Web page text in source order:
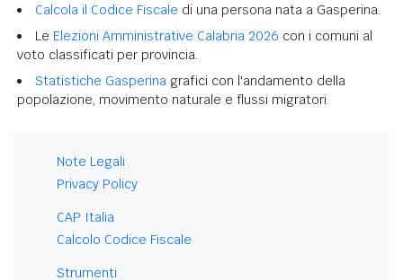
Calcola il Codice Fiscale di una persona nata a Gasperina.
Le Elezioni Amministrative Calabria 2026 con i comuni al
voto classificati per provincia.
Statistiche Gasperina grafici con l'andamento della
popolazione, movimento naturale e flussi migratori.
Note Legali
Privacy Policy
CAP Italia
Calcolo Codice Fiscale
Strumenti